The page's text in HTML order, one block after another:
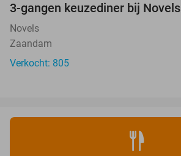
3-gangen keuzediner bij Novels
Novels
Zaandam
Verkocht: 805